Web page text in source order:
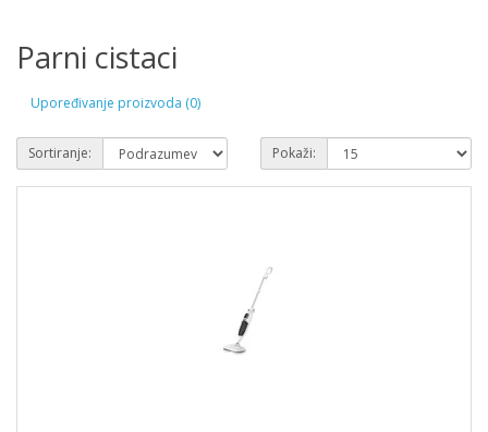
Parni cistaci
Upoređivanje proizvoda (0)
Sortiranje: Pokaži: